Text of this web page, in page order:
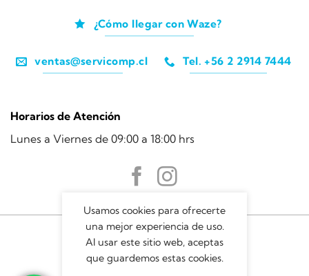
¿Cómo llegar con Waze?
ventas@servicomp.cl Tel. +56 2 2914 7444
Horarios de Atención
Lunes a Viernes de 09:00 a 18:00 hrs
Usamos cookies para ofrecerte
una mejor experiencia de uso.
Al usar este sitio web, aceptas
que guardemos estas cookies.